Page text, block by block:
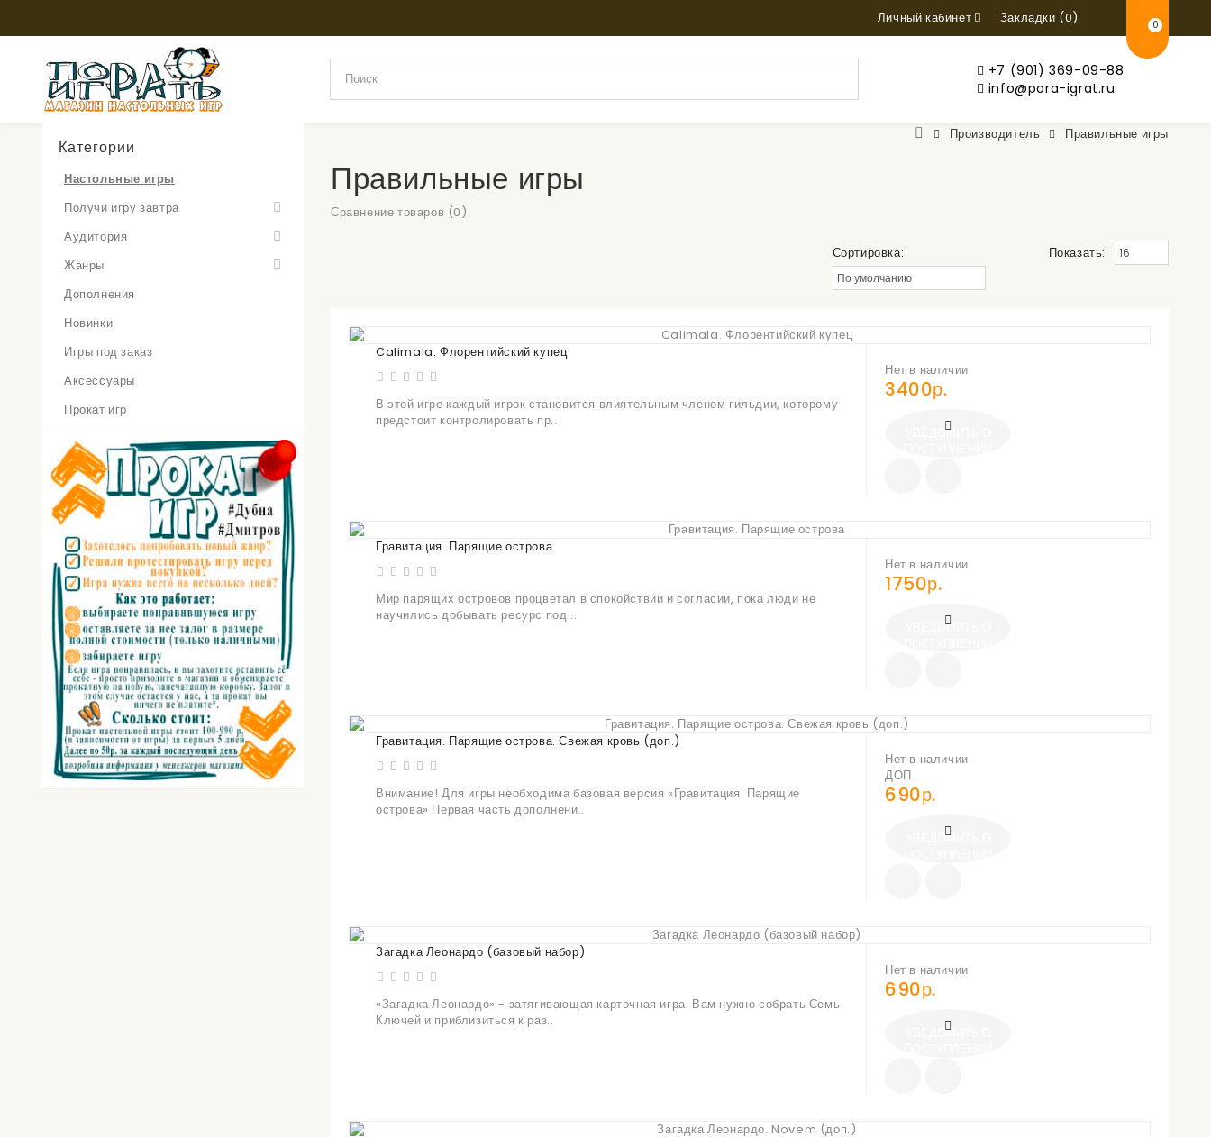
Личный кабинет Закладки (0) 0
+7 (901) 369-09-88
info@pora-igrat.ru
Производитель Правильные игры
Категории
Настольные игры
Получи игру завтра
Аудитория
Жанры
Дополнения
Новинки
Игры под заказ
Аксессуары
Прокат игр
Правильные игры
Сравнение товаров (0)
Показать:
Сортировка:
Calimala. Флорентийский купец
В этой игре каждый игрок становится влиятельным членом гильдии, которому
предстоит контролировать пр..
Нет в наличии
3400р.
УВЕДОМИТЬ О
Гравитация. Парящие острова
Мир парящих островов процветал в спокойствии и согласии, пока люди не
научились добывать ресурс под ..
Нет в наличии
1750р.
УВЕДОМИТЬ О
Гравитация. Парящие острова. Свежая кровь (доп.)
Внимание! Для игры необходима базовая версия «Гравитация. Парящие
острова» Первая часть дополнени..
Нет в наличии
ДОП
690р.
УВЕДОМИТЬ О
Загадка Леонардо (базовый набор)
«Загадка Леонардо» - затягивающая карточная игра. Вам нужно собрать Семь
Ключей и приблизиться к раз..
Нет в наличии
690р.
УВЕДОМИТЬ О